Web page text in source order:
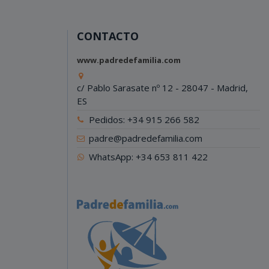
CONTACTO
www.padredefamilia.com
c/ Pablo Sarasate nº 12 - 28047 - Madrid,
ES
Pedidos: +34 915 266 582
padre@padredefamilia.com
WhatsApp: +34 653 811 422